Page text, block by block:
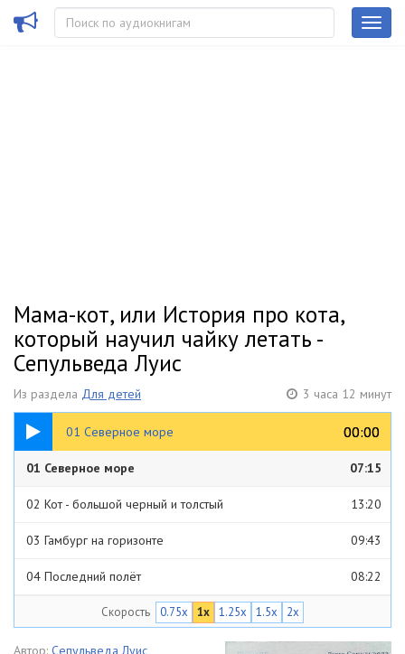
Мама-кот, или История про кота,
который научил чайку летать -
Сепульведа Луис
Из раздела Для детей 3 часа 12 минут
01 Северное море 00:00
00:00
07:15
01 Северное море 07:15
02 Кот - большой черный и толстый 13:20
03 Гамбург на горизонте 09:43
04 Последний полёт 08:22
05 В поисках совета
06 Странное место 09:23
Скорость 0.75x 1x 1.25x 1.5x 2x
Автор: Сепульведа Луис